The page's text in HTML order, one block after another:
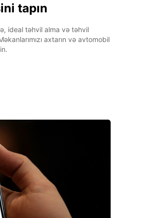
tapın
ideal təhvil alma və təhvil
axtarın və avtomobil